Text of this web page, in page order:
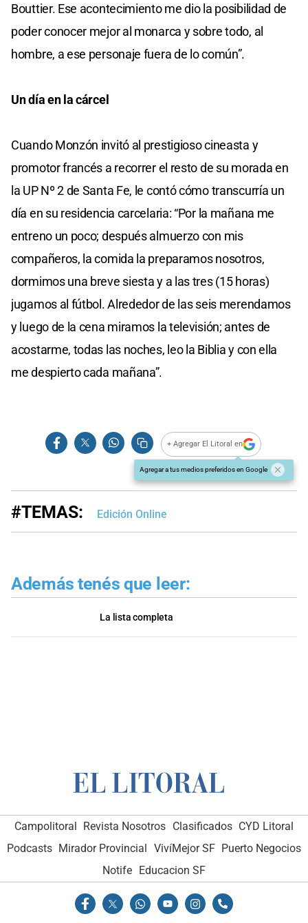
Bouttier. Ese acontecimiento me dio la posibilidad de
poder conocer mejor al monarca y sobre todo, al
hombre, a ese personaje fuera de lo común”.
Un día en la cárcel
Cuando Monzón invitó al prestigioso cineasta y
promotor francés a recorrer el resto de su morada en
la UP Nº 2 de Santa Fe, le contó cómo transcurría un
día en su residencia carcelaria: “Por la mañana me
entreno un poco; después almuerzo con mis
compañeros, la comida la preparamos nosotros,
dormimos una breve siesta y a las tres (15 horas)
jugamos al fútbol. Alrededor de las seis merendamos
y luego de la cena miramos la televisión; antes de
acostarme, todas las noches, leo la Biblia y con ella
me despierto cada mañana”.
+ Agregar El Litoral en
Agregar a tus medios preferidos en Google
#TEMAS: Edición Online
Además tenés que leer:
La lista completa
Campolitoral Revista Nosotros Clasificados CYD Litoral
Podcasts Mirador Provincial VivíMejor SF Puerto Negocios
Notife Educacion SF